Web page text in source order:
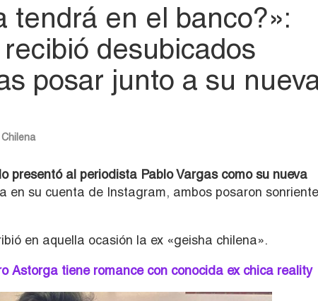
tendrá en el banco?»:
desubicados
posar junto a su
Chilena
presentó al periodista Pablo Vargas como su nueva
en su cuenta de Instagram, ambos posaron
en aquella ocasión la ex «geisha chilena».
Astorga tiene romance con conocida ex chica reality